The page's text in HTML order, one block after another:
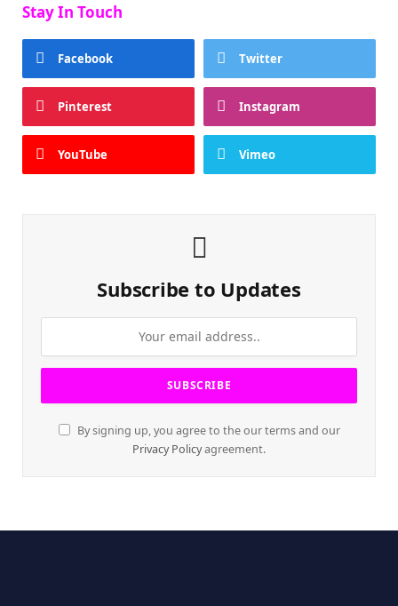
Stay In Touch
Facebook Twitter
Pinterest Instagram
YouTube Vimeo
Subscribe to Updates
By signing up, you agree to the our terms and our
Privacy Policyagreement.